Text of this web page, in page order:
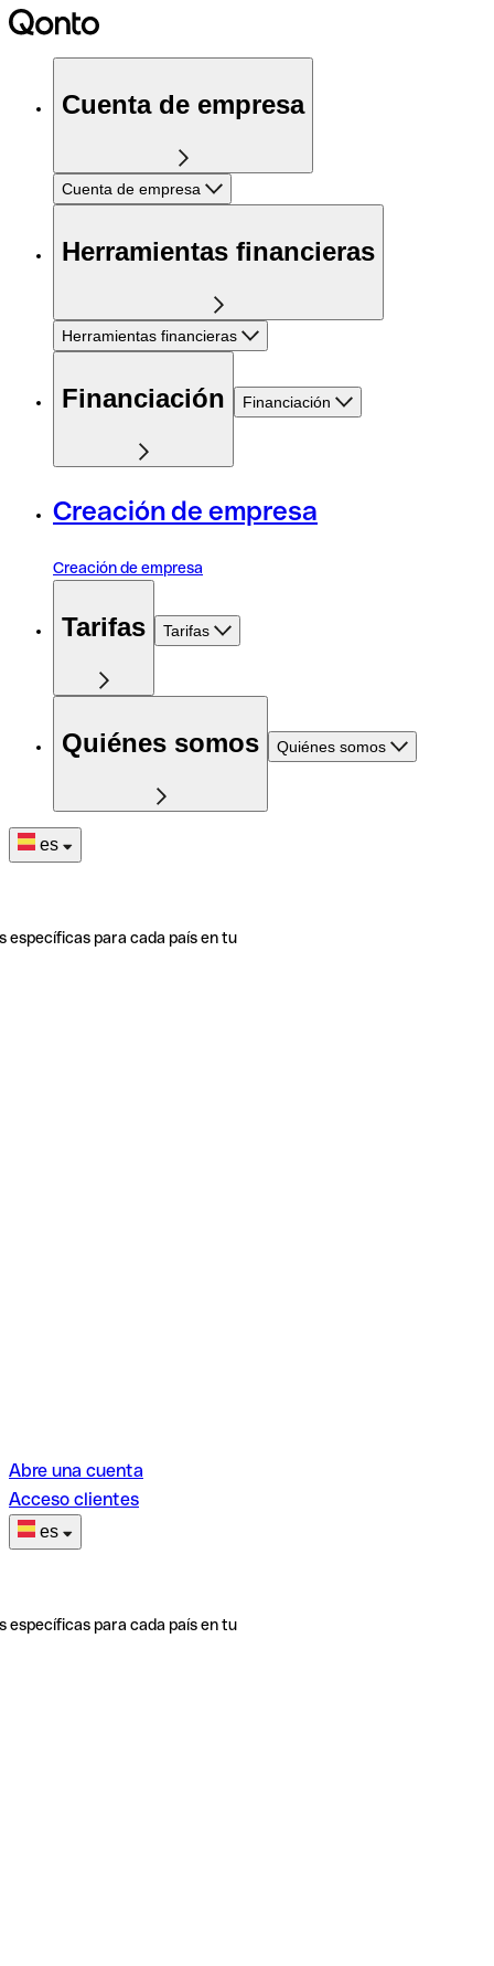
Cuenta de empresa
Cuenta de empresa
Herramientas financieras
Herramientas financieras
Financiación Financiación
Creación de empresa
Creación de empresa
Tarifas Tarifas
Quiénes somos Quiénes somos
es
específicas para cada país en tu
Abre una cuenta
Acceso clientes
es
específicas para cada país en tu